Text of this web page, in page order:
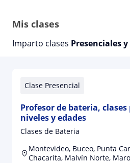
Mis clases
Imparto clases Presenciales
Clase Presencial
Profesor de bateria,
niveles y edades
Clases de Bateria
Montevideo, Buceo, Punta
Chacarita, Malvín Norte,